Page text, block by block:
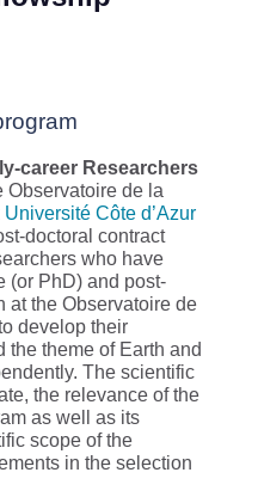
career Researchers
Observatoire de la
Université Côte d’Azur
doctoral contract
who have
(or PhD) and post-
at the Observatoire de
develop their
the theme of Earth and
The scientific
the relevance of the
as well as its
scope of the
in the selection